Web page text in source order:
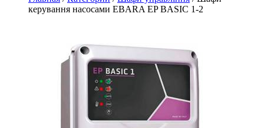
керування насосами EBARA EP BASIC 1-2